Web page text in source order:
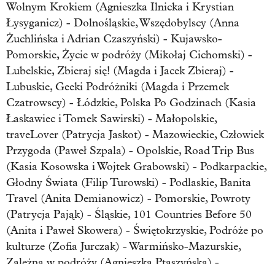
Wolnym Krokiem (Agnieszka Ilnicka i Krystian
Łysyganicz) - Dolnośląskie, Wszędobylscy (Anna
Żuchlińska i Adrian Czaszyński) - Kujawsko-
Pomorskie, Życie w podróży (Mikołaj Cichomski) -
Lubelskie, Zbieraj się! (Magda i Jacek Zbieraj) -
Lubuskie, Geeki Podróżniki (Magda i Przemek
Czatrowscy) - Łódzkie, Polska Po Godzinach (Kasia
Łaskawiec i Tomek Sawirski) - Małopolskie,
traveLover (Patrycja Jaskot) - Mazowieckie, Człowiek
Przygoda (Paweł Szpala) - Opolskie, Road Trip Bus
(Kasia Kosowska i Wojtek Grabowski) - Podkarpackie,
Głodny Świata (Filip Turowski) - Podlaskie, Banita
Travel (Anita Demianowicz) - Pomorskie, Powroty
(Patrycja Pająk) - Śląskie, 101 Countries Before 50
(Anita i Paweł Skowera) - Świętokrzyskie, Podróże po
kulturze (Zofia Jurczak) - Warmińsko-Mazurskie,